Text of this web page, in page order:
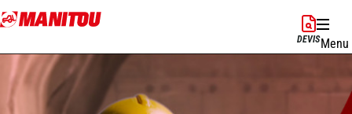
Aller
au
principal
DEVISMenu